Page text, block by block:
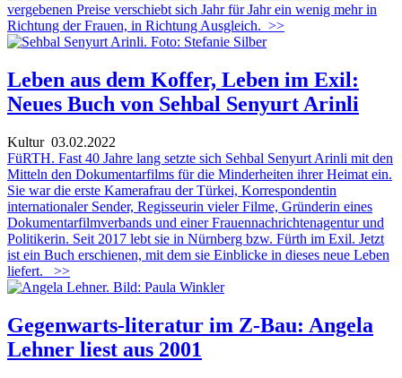
vergebenen Preise verschiebt sich Jahr für Jahr ein wenig mehr in
Richtung der Frauen, in Richtung Ausgleich. >>
Leben aus dem Koffer, Leben im Exil:
Neues Buch von Sehbal Senyurt Arinli
Kultur03.02.2022
FüRTH. Fast 40 Jahre lang setzte sich Sehbal Senyurt Arinli mit den
Mitteln den Dokumentarfilms für die Minderheiten ihrer Heimat ein.
Sie war die erste Kamerafrau der Türkei, Korrespondentin
internationaler Sender, Regisseurin vieler Filme, Gründerin eines
Dokumentarfilmverbands und einer Frauennachrichtenagentur und
Politikerin. Seit 2017 lebt sie in Nürnberg bzw. Fürth im Exil. Jetzt
ist ein Buch erschienen, mit dem sie Einblicke in dieses neue Leben
liefert.
>>
Gegenwarts-literatur im Z-Bau: Angela
Lehner liest aus 2001